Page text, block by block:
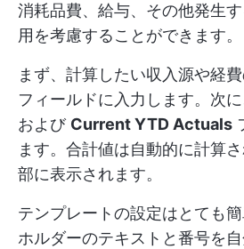
消耗品費、給与、その他発生
用を考慮することができます。
まず、計算したい収入源や経
フィールドに入力します。次に
および Current YTD Actuals
ます。合計値は自動的に計算
部に表示されます。
テンプレートの設定はとても
ホルダーのテキストと番号を